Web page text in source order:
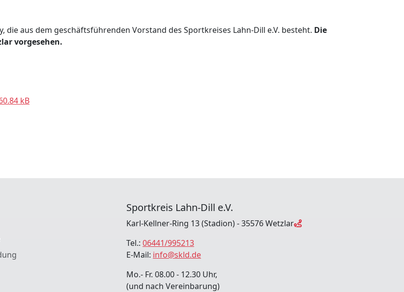
die aus dem geschäftsführenden Vorstand des Sportkreises Lahn-Dill e.V. besteht. Die
vorgesehen.
kB
Sportkreis Lahn-Dill e.V.
Karl-Kellner-Ring 13 (Stadion) - 35576 Wetzlar
Tel.: 06441/995213
E-Mail: info@skld.de
Mo.- Fr. 08.00 - 12.30 Uhr,
(und nach Vereinbarung)